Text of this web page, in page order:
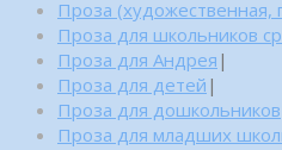
Проза (художественная,
Проза для школьников
Проза для Андрея |
Проза для детей |
Проза для дошкольников
Проза для младших